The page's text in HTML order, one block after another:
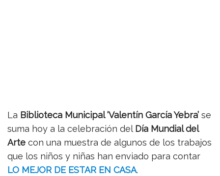
La Biblioteca Municipal ‘Valentín García Yebra’ se
suma hoy a la celebración del Día Mundial del
Arte con una muestra de algunos de los trabajos
que los niños y niñas han enviado para contar
LO MEJOR DE ESTAR EN CASA.